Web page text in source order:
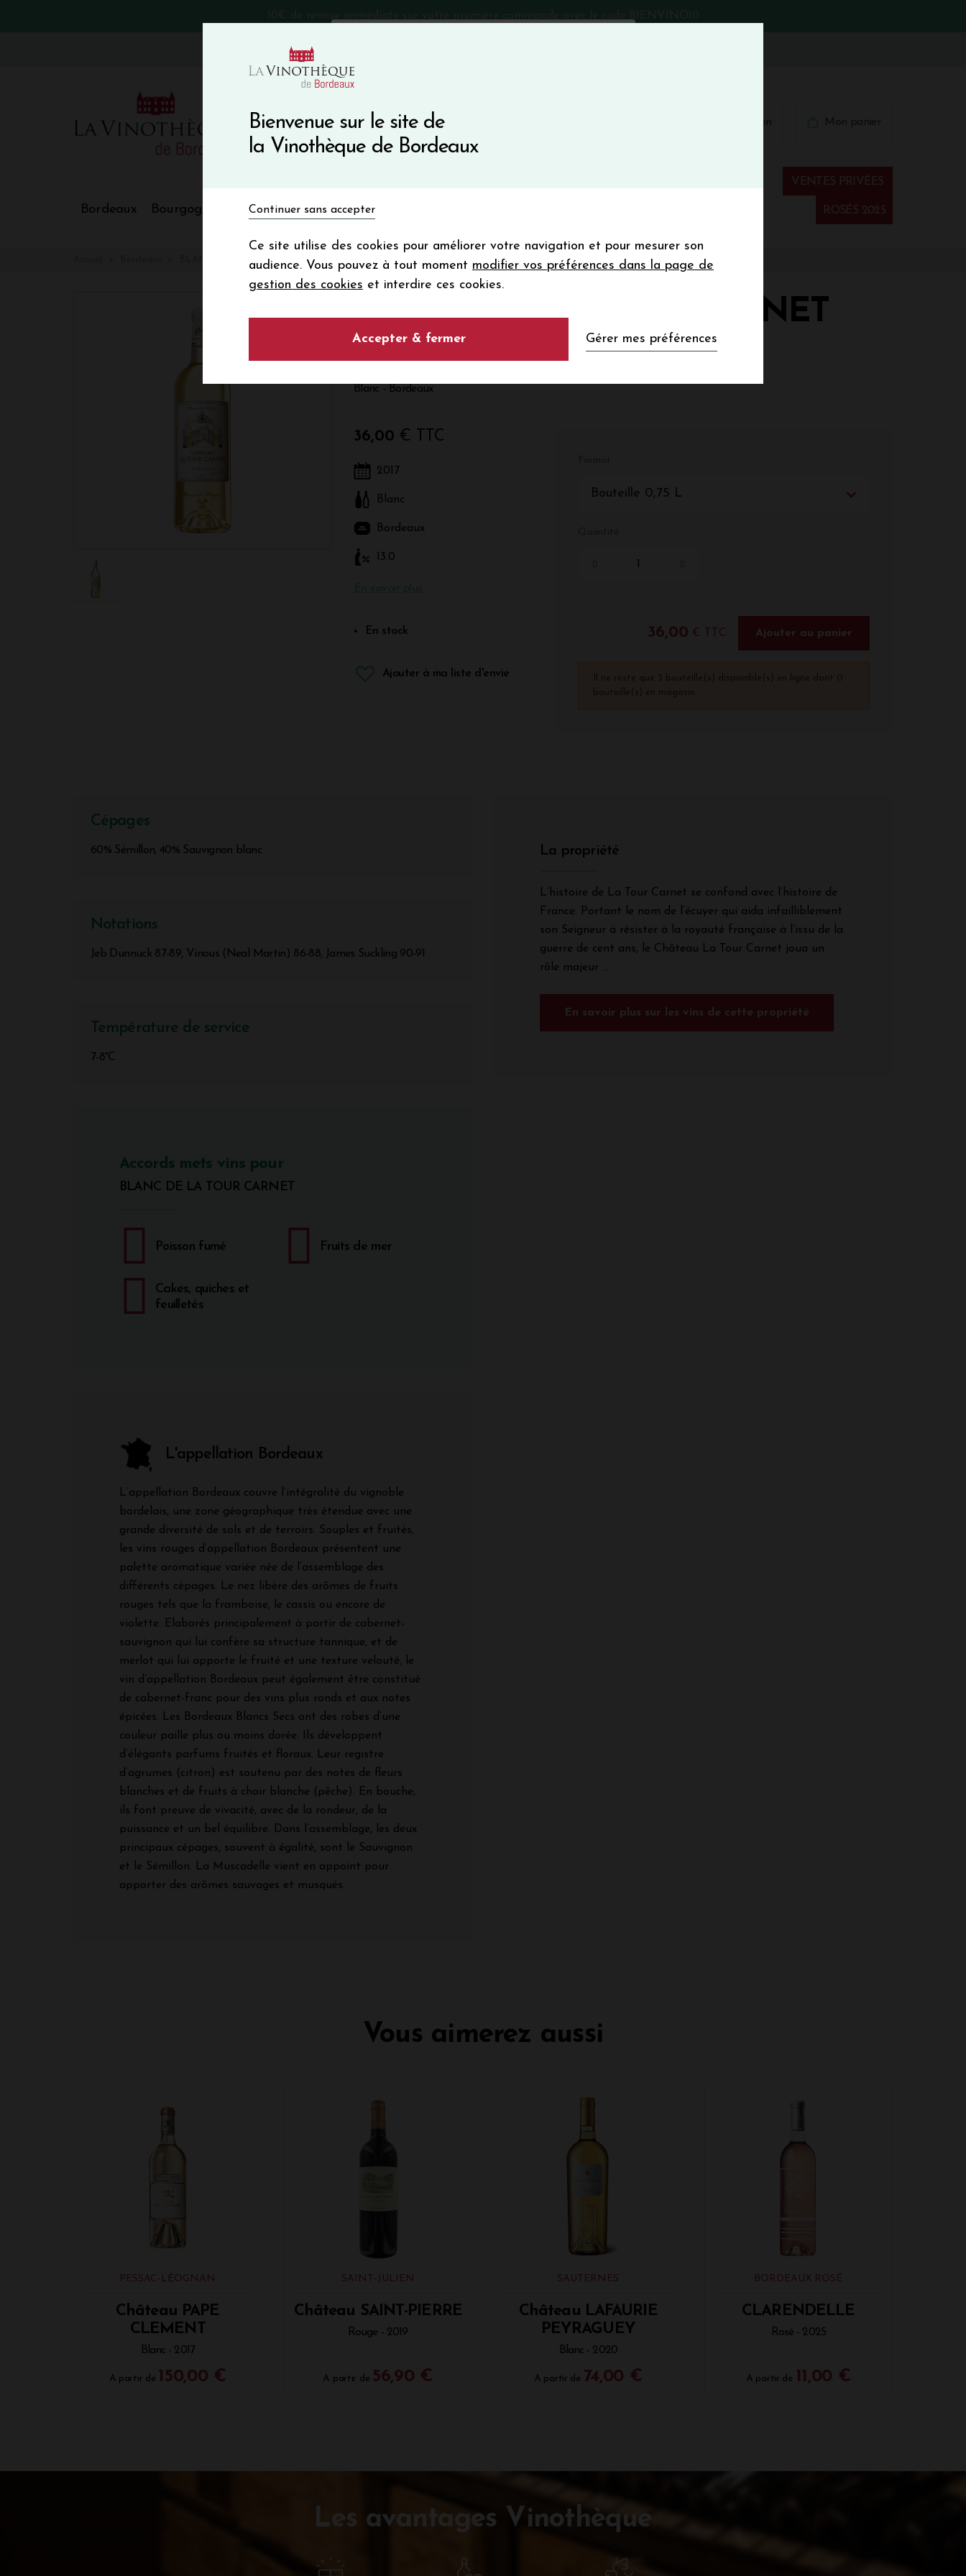
Bienvenue sur le site de
la Vinothèque de Bordeaux
Continuer sans accepter
Ce site utilise des cookies pour améliorer votre navigation et pour mesurer son
audience. Vous pouvez à tout moment modifier vos préférences dans la page de
gestion des cookies et interdire ces cookies.
Accepter & fermer Gérer mes préférences
VinoBlog
Bordeaux Bourgogne Nos Régions Vins du monde ROSÉS 2025
VENTES PRIVÉES
BLANC DE LA TOUR CARNET
BLANC DE LA TOUR CARNET
2017
Blanc - Bordeaux
36,00 € TTC
2017
Blanc
Bordeaux
13.0
En stock
Ajouter à ma liste d'envie
Bouteille 0,75 L
36,00 € TTC Ajouter au panier
Cépages
60% Sémillon, 40% Sauvignon blanc
Notations
Jeb Dunnuck 87-89, Vinous (Neal Martin) 86-88, James Suckling 90-91
Température de service
7-8°C
Accords mets vins pour
BLANC DE LA TOUR CARNET
Poisson fumé Fruits de mer
Cakes, quiches et
feuilletés
L'appellation Bordeaux
L’appellation Bordeaux couvre l’intégralité du vignoble
bordelais, une zone géographique très étendue avec une
grande diversité de sols et de terroirs. Souples et fruités,
les vins rouges d’appellation Bordeaux présentent une
palette aromatique variée née de l’assemblage des
différents cépages. Le nez libère des arômes de fruits
rouges tels que la framboise, le cassis ou encore de
violette. Elaborés principalement à partir de cabernet-
sauvignon qui lui confère sa structure tannique, et de
merlot qui lui apporte le fruité et une texture velouté, le
vin d’appellation Bordeaux peut également être constitué
de cabernet-franc pour des vins plus ronds et aux notes
épicées. Les Bordeaux Blancs Secs ont des robes d’une
couleur paille plus ou moins dorée. Ils développent
d’élégants parfums fruités et floraux. Leur registre
d’agrumes (citron) est soutenu par des notes de fleurs
blanches et de fruits à chair blanche (pêche). En bouche,
ils font preuve de vivacité, avec de la rondeur, de la
puissance et un bel équilibre. Dans l’assemblage, les deux
principaux cépages, souvent à égalité, sont le Sauvignon
et le Sémillon. La Muscadelle vient en appoint pour
apporter des arômes sauvages et musqués.
La propriété
L’histoire de La Tour Carnet se confond avec l’histoire de
France. Portant le nom de l’écuyer qui aida infailliblement
son Seigneur à résister à la royauté française à l’issu de la
guerre de cent ans, le Château La Tour Carnet joua un
rôle majeur ...
En savoir plus sur les vins de cette propriété
Vous aimerez aussi
PESSAC-LÉOGNAN
Château PAPE
CLEMENT
Blanc - 2017
A partir de 150,00 €
SAINT-JULIEN
Château SAINT-PIERRE
Rouge - 2019
A partir de 56,90 €
SAUTERNES
Château LAFAURIE
PEYRAGUEY
Blanc - 2020
A partir de 74,00 €
BORDEAUX ROSÉ
CLARENDELLE
Rosé - 2025
A partir de 11,00 €
Les avantages Vinothèque
En m’abonnant, j’accepte de recevoir la newsletter de la
Vinothèque de Bordeaux.